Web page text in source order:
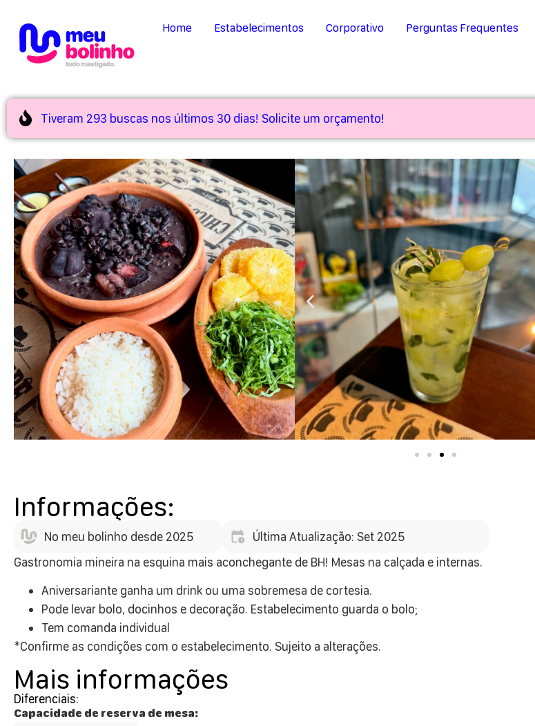
Home Estabelecimentos Corporativo Perguntas Frequentes
Tiveram 293 buscas nos últimos 30 dias! Solicite um orçamento!
Informações:
No meu bolinho desde 2025
Última Atualização: Set 2025
Gastronomia mineira na esquina mais aconchegante de BH! Mesas na calçada e internas.
Aniversariante ganha um drink ou uma sobremesa de cortesia.
Pode levar bolo, docinhos e decoração. Estabelecimento guarda o bolo;
Tem comanda individual
*Confirme as condições com o estabelecimento. Sujeito a alterações.
Mais informações
Diferenciais:
Capacidade de reserva de mesa: